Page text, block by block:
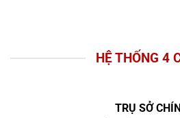
HỆ THỐNG 4
TRỤ SỞ